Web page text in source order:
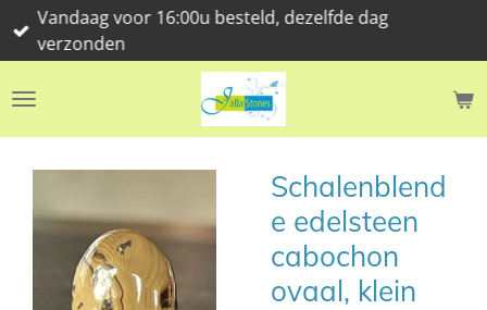
Ga
direct
de
Vandaag voor 16:00u besteld, dezelfde dag
verzonden
Schalenblend
e edelsteen
cabochon
ovaal, klein